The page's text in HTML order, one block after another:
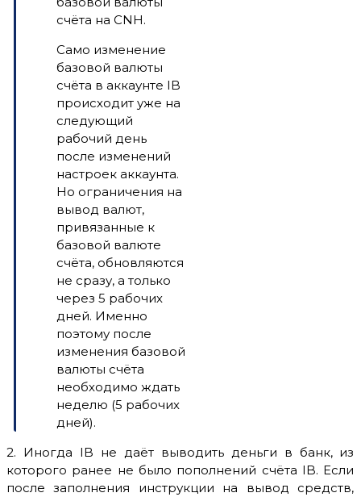
счёта на CNH.
Само изменение
базовой валюты
счёта в аккаунте IB
происходит уже на
следующий
рабочий день
после изменений
настроек аккаунта.
Но ограничения на
вывод валют,
привязанные к
базовой валюте
счёта, обновляются
не сразу, а только
через 5 рабочих
дней. Именно
поэтому после
изменения базовой
валюты счёта
необходимо ждать
неделю (5 рабочих
дней).
2. Иногда IB не даёт выводить деньги в банк, из
которого ранее не было пополнений счёта IB. Если
после заполнения инструкции на вывод средств,